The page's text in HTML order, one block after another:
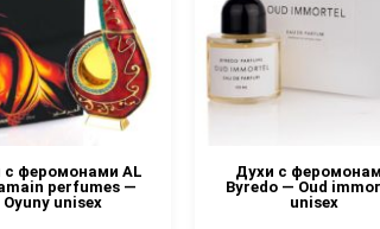
с феромонами AL
perfumes —
Oyuny unisex
Духи с
Byredo — Oud
unisex